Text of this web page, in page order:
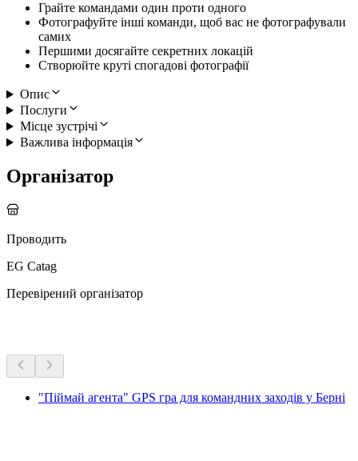
Грайте командами один проти одного
Фотографуйте інші команди, щоб вас не фотографували
самих
Першими досягайте секретних локацій
Створюйте круті спогадові фотографії
Опис
Послуги
Місце зустрічі
Важлива інформація
Організатор
Проводить
EG Catag
Перевірений організатор
"Піймай агента" GPS гра для командних заходів у Берні